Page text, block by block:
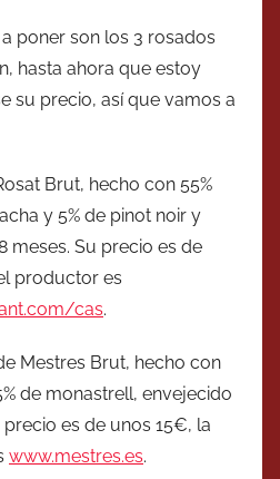
poner son los 3 rosados
hasta ahora que estoy
su precio, así que vamos a
Brut, hecho con 55%
y 5% de pinot noir y
meses. Su precio es de
productor es
cas.
Brut, hecho con
de monastrell, envejecido
precio es de unos 15€, la
www.mestres.es.